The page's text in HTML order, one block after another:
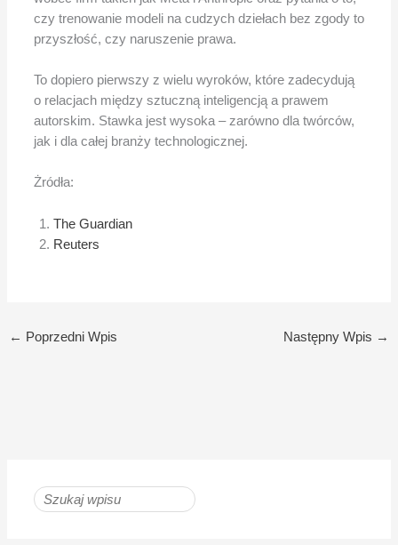
czy trenowanie modeli na cudzych dziełach bez zgody to
przyszłość, czy naruszenie prawa.
To dopiero pierwszy z wielu wyroków, które zadecydują
o relacjach między sztuczną inteligencją a prawem
autorskim. Stawka jest wysoka – zarówno dla twórców,
jak i dla całej branży technologicznej.
Żródła:
The Guardian
Reuters
← Poprzedni Wpis Następny Wpis →